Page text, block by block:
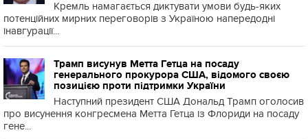
Кремль намагається диктувати умови будь-яких
потенційних мирних переговорів з Україною напередодні
інавгурації...
Трамп висунув Метта Гетца на посаду
генерального прокурора США, відомого своєю
позицією проти підтримки України
Наступний президент США Дональд Трамп оголосив
про висунення конгресмена Метта Гетца із Флориди на посаду
гене...